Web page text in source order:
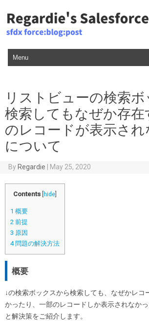
Skip to content
リストビューの検索
検索してもなぜか存在
のレコードが表示され
について
ByRegardie | May 25, 2020
Contents hide
1 概要
2 前提
3 原因
4問題の解決方法
概要
↓の検索ボックスから検索しても、なぜかレコ
かったり、一部のレコードしか表示されなか
と解決策をご紹介します。